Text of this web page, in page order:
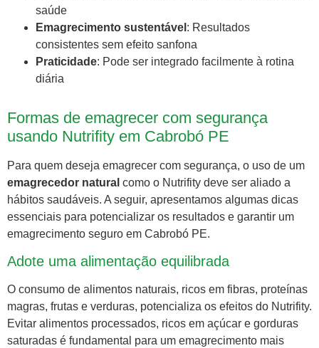
saúde
Emagrecimento sustentável : Resultados
consistentes sem efeito sanfona
Praticidade: Pode ser integrado facilmente à rotina
diária
Formas de emagrecer com segurança
usando Nutrifity em Cabrobó PE
Para quem deseja emagrecer com segurança, o uso de um
emagrecedor natural como o Nutrifity deve ser aliado a
hábitos saudáveis. A seguir, apresentamos algumas dicas
essenciais para potencializar os resultados e garantir um
emagrecimento seguro em Cabrobó PE.
Adote uma alimentação equilibrada
O consumo de alimentos naturais, ricos em fibras, proteínas
magras, frutas e verduras, potencializa os efeitos do Nutrifity.
Evitar alimentos processados, ricos em açúcar e gorduras
saturadas é fundamental para um emagrecimento mais